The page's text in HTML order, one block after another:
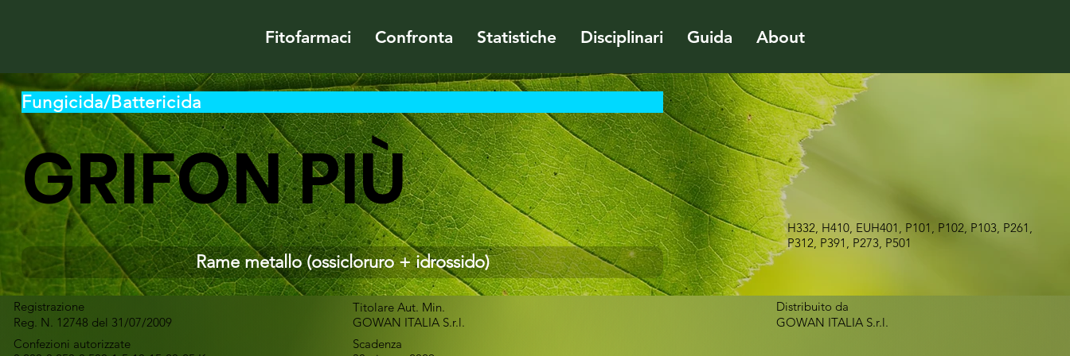
Fitofarmaci Confronta Statistiche Disciplinari Guida About
H332, H410, EUH401, P101, P102, P103, P261,
P312, P391, P273, P501
GRIFON PIÙ
Fungicida/Battericida
Rame metallo (ossicloruro + idrossido)
Registrazione
Reg. N. 12748 del 31/07/2009
Confezioni autorizzate
Titolare Aut. Min.
GOWAN ITALIA S.r.l.
Scadenza
Distribuito da
GOWAN ITALIA S.r.l.